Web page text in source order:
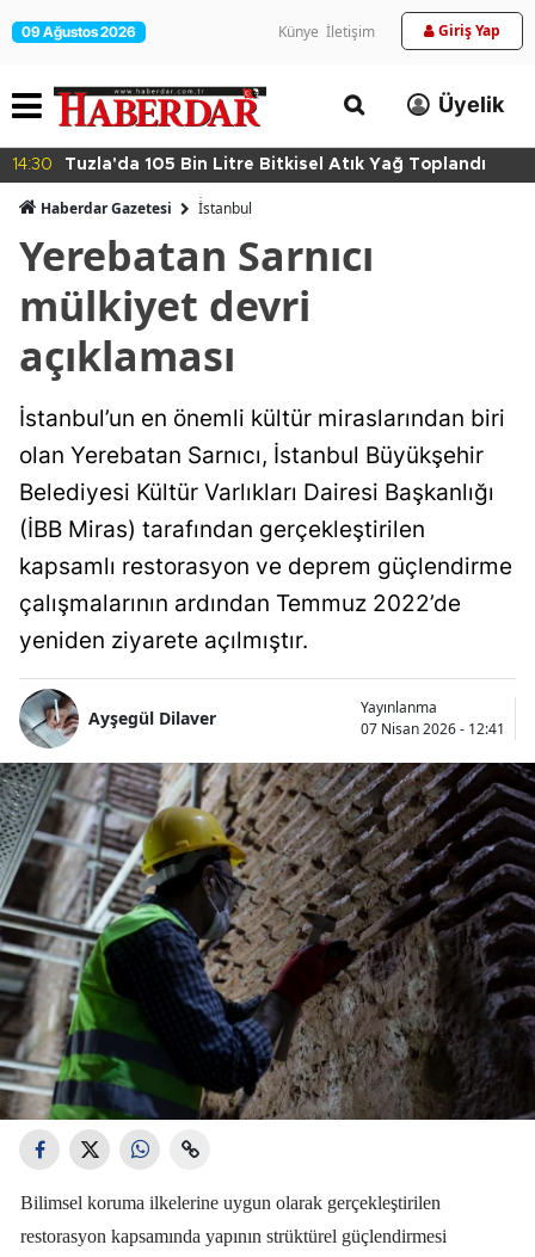
09 Ağustos 2026 Künye İletişim Giriş Yap
Üyelik
14:30 Tuzla'da 105 Bin Litre Bitkisel Atık Yağ Toplandı
Haberdar Gazetesi İ̇stanbul
Yerebatan Sarnıcı
mülkiyet devri
açıklaması
İstanbul’un en önemli kültür miraslarından biri
olan Yerebatan Sarnıcı, İstanbul Büyükşehir
Belediyesi Kültür Varlıkları Dairesi Başkanlığı
(İBB Miras) tarafından gerçekleştirilen
kapsamlı restorasyon ve deprem güçlendirme
çalışmalarının ardından Temmuz 2022’de
yeniden ziyarete açılmıştır.
Ayşegül Dilaver
Yayınlanma
07 Nisan 2026 - 12:41
Bilimsel koruma ilkelerine uygun olarak gerçekleştirilen
restorasyon kapsamında yapının strüktürel güçlendirmesi